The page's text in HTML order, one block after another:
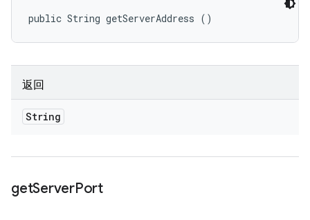
public String getServerAddress ()
返回
String
getServerPort